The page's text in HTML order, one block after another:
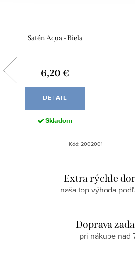
Satén Aqua - Biela
6,20 €
DETAIL
Skladom
Kód: 2002001
Extra rýchle
naša top výhoda
Doprava
pri nákupe nad